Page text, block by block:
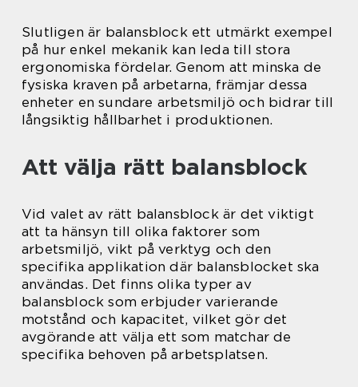
Slutligen är balansblock ett utmärkt exempel
på hur enkel mekanik kan leda till stora
ergonomiska fördelar. Genom att minska de
fysiska kraven på arbetarna, främjar dessa
enheter en sundare arbetsmiljö och bidrar till
långsiktig hållbarhet i produktionen.
Att välja rätt balansblock
Vid valet av rätt balansblock är det viktigt
att ta hänsyn till olika faktorer som
arbetsmiljö, vikt på verktyg och den
specifika applikation där balansblocket ska
användas. Det finns olika typer av
balansblock som erbjuder varierande
motstånd och kapacitet, vilket gör det
avgörande att välja ett som matchar de
specifika behoven på arbetsplatsen.